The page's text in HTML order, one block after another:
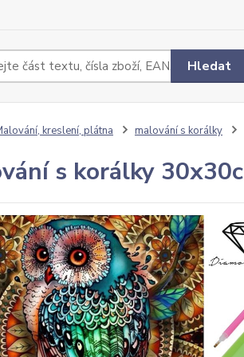
Hledat
kreslení, plátna malování s korálky
s korálky